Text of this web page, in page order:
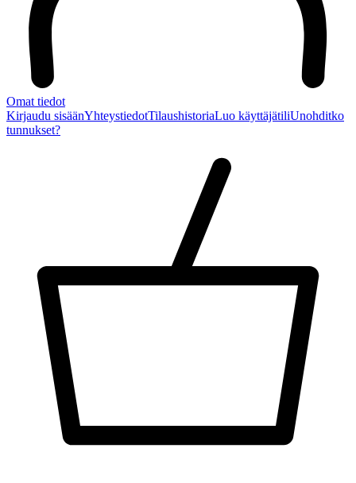
Omat tiedot
Kirjaudu sisäänYhteystiedotTilaushistoriaLuo käyttäjätiliUnohditko
tunnukset?